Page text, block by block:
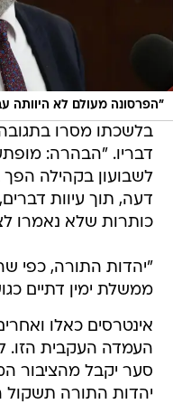
"הפרסונה מעולם לא היוותה
בלשכתו מסרו
דבריו. "הבהרה:
לשבועון בקהילה
דעה, תוך עיוות
כותרות שלא נאמרו
"יהדות התורה, כפי
ממשלת ימין דתיים
אינטרסים כאלו
העמדה העקבית הזו.
יהדות התורה תשקול